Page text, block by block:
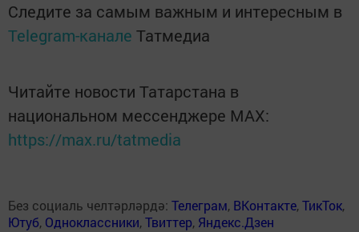
Следите за самым важным и интересным в
Telegram-канале Татмедиа
Читайте новости Татарстана в
национальном мессенджере MАХ:
https://max.ru/tatmedia
Без социаль челтәрләрдә: Телеграм, ВКонтакте,ТикТок,
Ютуб, Одноклассники,Твиттер, Яндекс.Дзен